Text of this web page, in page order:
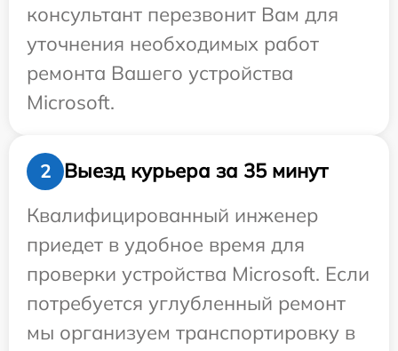
консультант перезвонит Вам для
уточнения необходимых работ
ремонта Вашего устройства
Microsoft.
2
Выезд курьера за 35 минут
Квалифицированный инженер
приедет в удобное время для
проверки устройства Microsoft. Если
потребуется углубленный ремонт
мы организуем транспортировку в